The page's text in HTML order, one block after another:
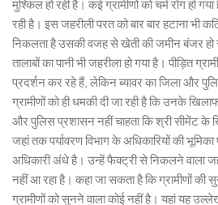
मुश्किल हो रही है। कई ग्रामीणों को चर्म रोग हो
रही है। इस जहरीली परत को बार बार हटाना भी
निकलता है उसकी वजह से खेती की जमीन बंजर
तालाबों का पानी भी जहरीला हो गया है। पीड़ित
प्रदर्शन कर रहे हैं, लेकिन ब्यावर का जिला और
ग्रामीणों को ही धमकी दी जा रही है कि उनके
और पुलिस प्रशासन नहीं चाहता कि श्री सीमेंट के
जहां तक पर्यावरण विभाग के अधिकारियों की
अधिकारी अंधे है। उन्हें फैक्ट्री से निकलने वाला
नहीं आ रहा है। कहा जा सकता है कि ग्रामीणों की
ग्रामीणों को सुनने वाला कोई नहीं है। यहां यह